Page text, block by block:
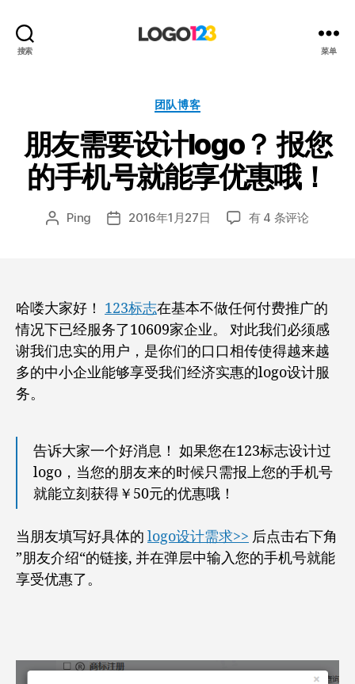
搜索
设
计
博
客
菜单
分
团队博客
朋友需要设计logo？ 报您
的手机号就能享优惠哦！
文 Ping
发 2016年1月27日
朋
计
logo？
报
您
的
就
能
享
哦！
有 4 条评论
哈喽大家好！ 123标志在基本不做任何付费推广的
情况下已经服务了10609家企业。 对此我们必须感
谢我们忠实的用户，是你们的口口相传使得越来越
多的中小企业能够享受我们经济实惠的logo设计服
务。
告诉大家一个好消息！ 如果您在123标志设计过
logo，当您的朋友来的时候只需报上您的手机号
就能立刻获得￥50元的优惠哦！
当朋友填写好具体的 logo设计需求>> 后点击右下角
”朋友介绍“的链接, 并在弹层中输入您的手机号就能
享受优惠了。